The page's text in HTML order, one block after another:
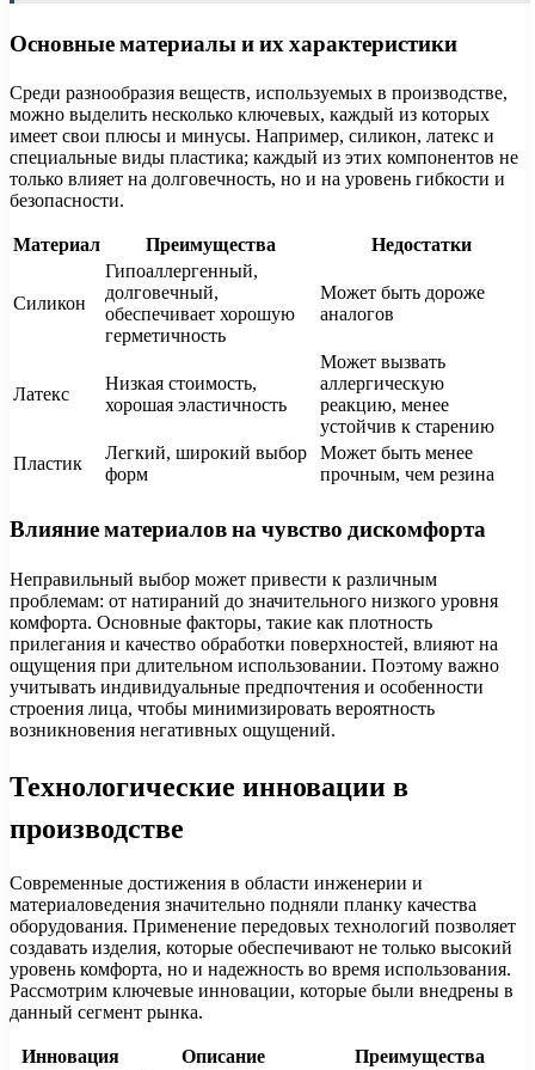
Основные материалы и их характеристики
Среди разнообразия веществ, используемых в производстве,
можно выделить несколько ключевых, каждый из которых
имеет свои плюсы и минусы. Например, силикон, латекс и
специальные виды пластика; каждый из этих компонентов не
только влияет на долговечность, но и на уровень гибкости и
безопасности.
Материал Преимущества Недостатки
Силикон
Гипоаллергенный,
долговечный,
обеспечивает хорошую
герметичность
Может быть дороже
аналогов
Латекс
Низкая стоимость,
хорошая эластичность
Может вызвать
аллергическую
реакцию, менее
устойчив к старению
Пластик
Легкий, широкий выбор
форм
Может быть менее
прочным, чем резина
Влияние материалов на чувство дискомфорта
Неправильный выбор может привести к различным
проблемам: от натираний до значительного низкого уровня
комфорта. Основные факторы, такие как плотность
прилегания и качество обработки поверхностей, влияют на
ощущения при длительном использовании. Поэтому важно
учитывать индивидуальные предпочтения и особенности
строения лица, чтобы минимизировать вероятность
возникновения негативных ощущений.
Технологические инновации в
производстве
Современные достижения в области инженерии и
материаловедения значительно подняли планку качества
оборудования. Применение передовых технологий позволяет
создавать изделия, которые обеспечивают не только высокий
уровень комфорта, но и надежность во время использования.
Рассмотрим ключевые инновации, которые были внедрены в
данный сегмент рынка.
Инновация Описание Преимущества